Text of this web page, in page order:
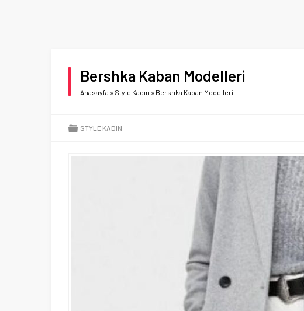
Bershka Kaban Modelleri
Anasayfa » Style Kadın » Bershka Kaban Modelleri
STYLE KADIN